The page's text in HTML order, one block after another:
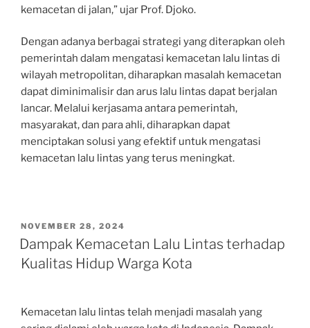
kemacetan di jalan,” ujar Prof. Djoko.
Dengan adanya berbagai strategi yang diterapkan oleh
pemerintah dalam mengatasi kemacetan lalu lintas di
wilayah metropolitan, diharapkan masalah kemacetan
dapat diminimalisir dan arus lalu lintas dapat berjalan
lancar. Melalui kerjasama antara pemerintah,
masyarakat, dan para ahli, diharapkan dapat
menciptakan solusi yang efektif untuk mengatasi
kemacetan lalu lintas yang terus meningkat.
POSTED
ON
NOVEMBER 28, 2024
Dampak Kemacetan Lalu Lintas terhadap
Kualitas Hidup Warga Kota
Kemacetan lalu lintas telah menjadi masalah yang